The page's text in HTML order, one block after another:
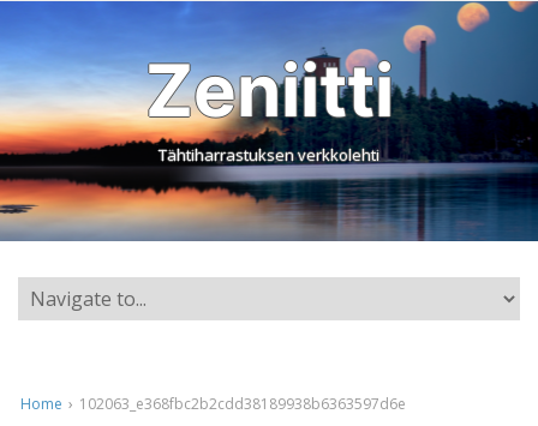
Zeniitti
Tähtiharrastuksen verkkolehti
Home › 102063_e368fbc2b2cdd38189938b6363597d6e